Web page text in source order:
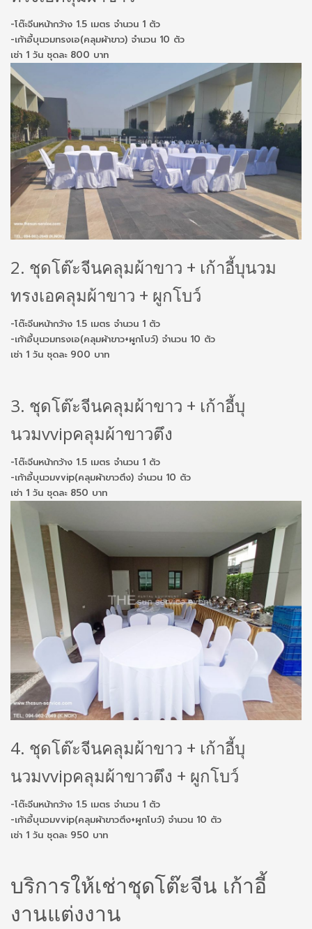
-โต๊ะจีนหน้ากว้าง 1.5 เมตร จำนวน 1 ตัว
-เก้าอี้บุนวมทรงเอ(คลุมผ้าขาว) จำนวน 10 ตัว
เช่า 1 วัน ชุดละ 800 บาท
2. ชุดโต๊ะจีนคลุมผ้าขาว + เก้าอี้บุนวม
ทรงเอคลุมผ้าขาว + ผูกโบว์
-โต๊ะจีนหน้ากว้าง 1.5 เมตร จำนวน 1 ตัว
-เก้าอี้บุนวมทรงเอ(คลุมผ้าขาว+ผูกโบว์) จำนวน 10 ตัว
เช่า 1 วัน ชุดละ 900 บาท
3. ชุดโต๊ะจีนคลุมผ้าขาว + เก้าอี้บุ
นวมvvipคลุมผ้าขาวตึง
-โต๊ะจีนหน้ากว้าง 1.5 เมตร จำนวน 1 ตัว
-เก้าอี้บุนวมvvip(คลุมผ้าขาวตึง) จำนวน 10 ตัว
เช่า 1 วัน ชุดละ 850 บาท
4. ชุดโต๊ะจีนคลุมผ้าขาว + เก้าอี้บุ
นวมvvipคลุมผ้าขาวตึง + ผูกโบว์
-โต๊ะจีนหน้ากว้าง 1.5 เมตร จำนวน 1 ตัว
-เก้าอี้บุนวมvvip(คลุมผ้าขาวตึง+ผูกโบว์) จำนวน 10 ตัว
เช่า 1 วัน ชุดละ 950 บาท
บริการให้เช่าชุดโต๊ะจีน เก้าอี้
งานแต่งงาน